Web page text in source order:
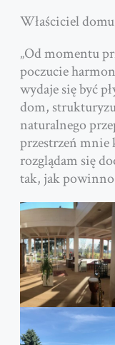
Właściciel
„Od momentu
poczucie
wydaje się być
dom,
naturalnego
przestrzeń
rozglądam się
tak, jak powinno